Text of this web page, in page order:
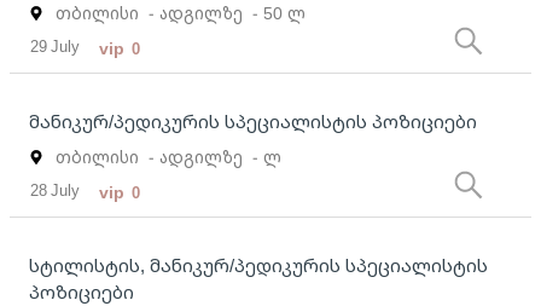
თბილისი - ადგილზე - 50 ლ
29 July vip 0
მანიკურ/პედიკურის სპეციალისტის პოზიციები
თბილისი - ადგილზე - ლ
28 July vip 0
სტილისტის, მანიკურ/პედიკურის სპეციალისტის
პოზიციები